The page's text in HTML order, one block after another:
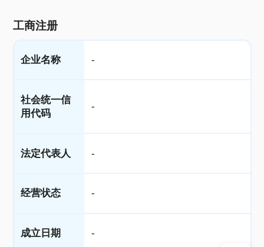
工商注册
企业名称 -
社会统一信
用代码
-
法定代表人 -
经营状态 -
成立日期 -